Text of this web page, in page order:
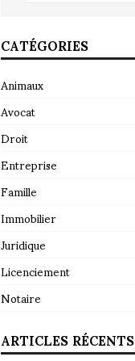
CATÉGORIES
Animaux
Avocat
Droit
Entreprise
Famille
Immobilier
Juridique
Licenciement
Notaire
ARTICLES RÉCENTS